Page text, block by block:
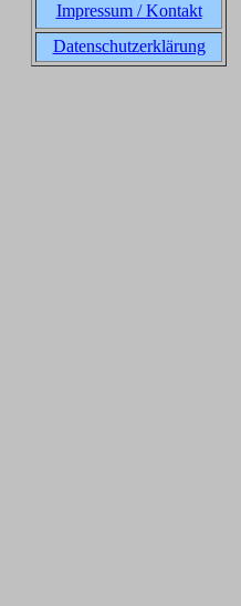
Impressum / Kontakt
Datenschutzerklärung